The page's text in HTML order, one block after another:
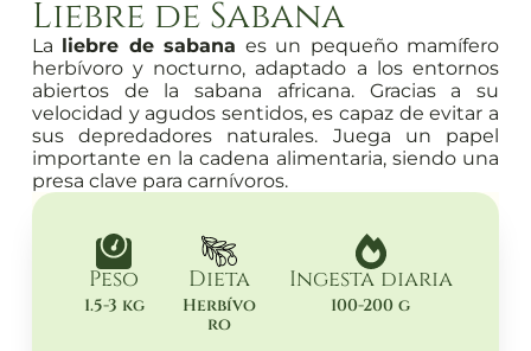
Liebre de Sabana
La liebre de sabana es un pequeño mamífero
herbívoro y nocturno, adaptado a los entornos
abiertos de la sabana africana. Gracias a su
velocidad y agudos sentidos, es capaz de evitar a
sus depredadores naturales. Juega un papel
importante en la cadena alimentaria, siendo una
presa clave para carnívoros.
Peso
1.5-3 kg
Dieta
Herbívo
ro
Ingesta diaria
100-200 g